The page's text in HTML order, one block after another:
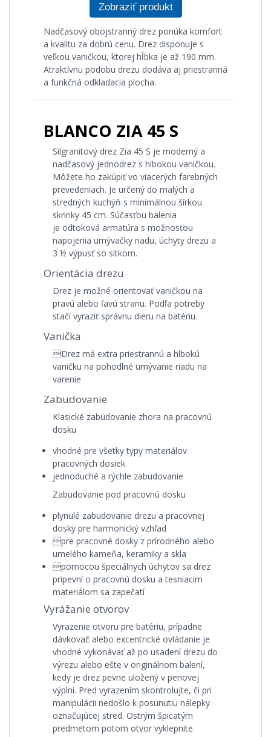
Zobraziť produkt
Nadčasový obojstranný drez ponúka komfort
a kvalitu za dobrú cenu. Drez disponuje s
veľkou vaničkou, ktorej hĺbka je až 190 mm.
Atraktívnu podobu drezu dodáva aj priestranná
a funkčná odkladacia plocha.
BLANCO ZIA 45 S
Silgranitový drez Zia 45 S je moderný a
nadčasový jednodrez s hlbokou vaničkou.
Môžete ho zakúpiť vo viacerých farebných
prevedeniach. Je určený do malých a
stredných kuchýň s minimálnou šírkou
skrinky 45 cm. Súčasťou balenia
je odtoková armatúra s možnosťou
napojenia umývačky riadu, úchyty drezu a
3 ½ výpusť so sitkom.
Orientácia drezu
Drez je možné orientovať vaničkou na
pravú alebo ľavú stranu. Podľa potreby
stačí vyraziť správnu dieru na batériu.
Vanička
Drez má extra priestrannú a hlbokú
vaničku na pohodlné umývanie riadu na
varenie
Zabudovanie
Klasické zabudovanie zhora na pracovnú
dosku
vhodné pre všetky typy materiálov
pracovných dosiek
jednoduché a rýchle zabudovanie
Zabudovanie pod pracovnú dosku
plynulé zabudovanie drezu a pracovnej
dosky pre harmonický vzhľad
pre pracovné dosky z prírodného alebo
umelého kameňa, keramiky a skla
pomocou špeciálnych úchytov sa drez
pripevní o pracovnú dosku a tesniacim
materiálom sa zapečatí
Vyrážanie otvorov
Vyrazenie otvoru pre batériu, prípadne
dávkovač alebo excentrické ovládanie je
vhodné vykonávať až po usadení drezu do
výrezu alebo ešte v originálnom balení,
kedy je drez pevne uložený v penovej
výplni. Pred vyrazením skontrolujte, či pri
manipulácii nedošlo k posunutiu nálepky
označujúcej stred. Ostrým špicatým
predmetom potom otvor vyklepnite.